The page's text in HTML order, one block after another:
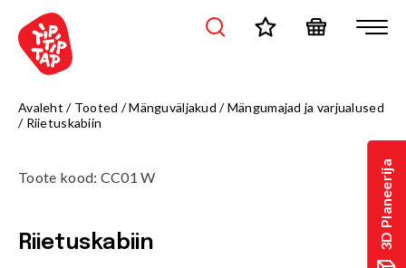
3D Planeerija
Avaleht / Tooted /Mänguväljakud /Mängumajad ja varjualused
/ Riietuskabiin
Toote kood: CC01 W
Riietuskabiin